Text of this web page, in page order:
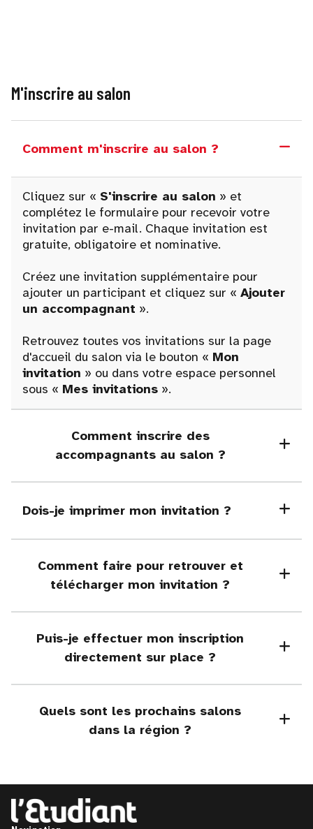
M'inscrire au salon
Comment m'inscrire au salon ?
Cliquez sur « S'inscrire au salon » et
complétez le formulaire pour recevoir votre
invitation par e-mail. Chaque invitation est
gratuite, obligatoire et nominative.
Créez une invitation supplémentaire pour
ajouter un participant et cliquez sur « Ajouter
un accompagnant ».
Retrouvez toutes vos invitations sur la page
d'accueil du salon via le bouton « Mon
invitation » ou dans votre espace personnel
sous « Mes invitations ».
Comment inscrire des
accompagnants au salon ?
Dois-je imprimer mon invitation ?
Comment faire pour retrouver et
télécharger mon invitation ?
Puis-je effectuer mon inscription
directement sur place ?
Quels sont les prochains salons
dans la région ?